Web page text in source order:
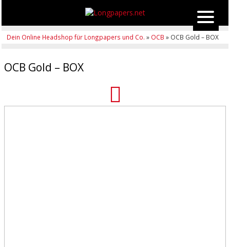
Dein Online Headshop für Longpapers und Co. » OCB » OCB Gold – BOX
OCB Gold – BOX